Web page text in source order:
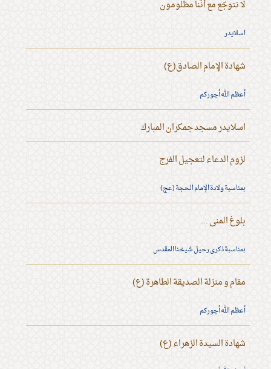
لا نتوجّع مع أنّنا مظلومون
اسلايدر
شهادة الإمام الصادق(ع)
أعظم الله أجوركم
اسلايدر مسجد جمكران المبارك
لزوم الدعاء لتعجيل الفرج
بمناسبة ولادة الإمام الحجة (عج)
بلوغ المنى ...
بمناسبة ذكرى رحيل شيخنا المقدس
مقام و منزلة الصديقة الطاهرة (ع)
أعظم الله أجوركم
شهادة السيدة الزهراء (ع)